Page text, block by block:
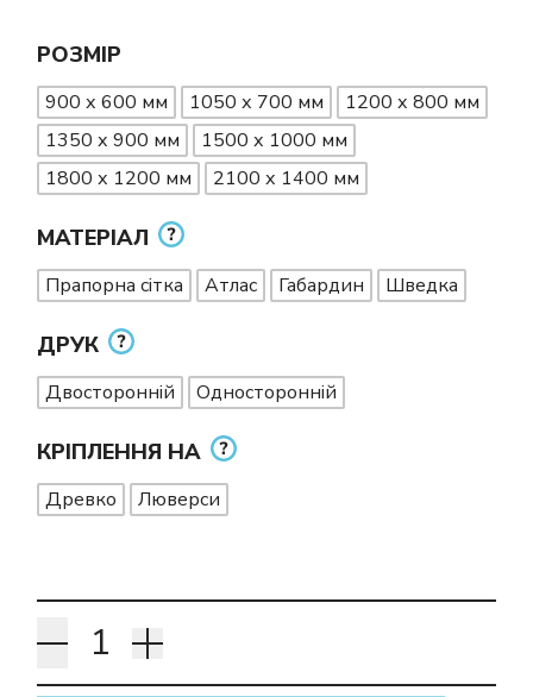
РОЗМІР
900 х 600 мм 1050 х 700 мм
1200 х 800 мм
1350 х 900 мм
1500 х 1000 мм
1800 х 1200 мм
2100 х 1400 мм
МАТЕРІАЛ
Прапорна сітка Атлас Габардин Шведка
ДРУК
Двосторонній Односторонній
КРІПЛЕННЯ НА
Древко Люверси